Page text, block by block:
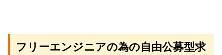
フリーエンジニアの為の自由公募型求